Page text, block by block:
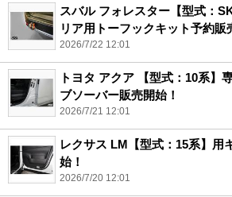
スバル フォレスター【型式：
リア用トーフックキット予約販
2026/7/22 12:01
トヨタ アクア 【型式：10系】
ブソーバー販売開始！
2026/7/21 12:01
レクサス LM【型式：15系】用
始！
2026/7/20 12:01